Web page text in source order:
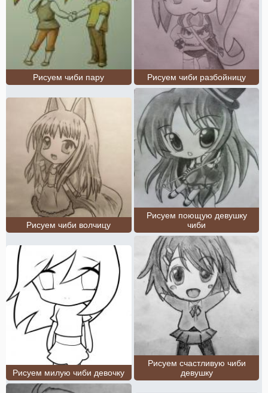
Рисуем чиби пару Рисуем чиби разбойницу
Рисуем чиби волчицу
Рисуем поющую девушку
чиби
Рисуем милую чиби девочку
Рисуем счастливую чиби
девушку